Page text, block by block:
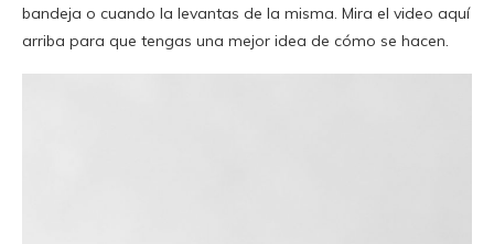
bandeja o cuando la levantas de la misma. Mira el video aquí
arriba para que tengas una mejor idea de cómo se hacen.